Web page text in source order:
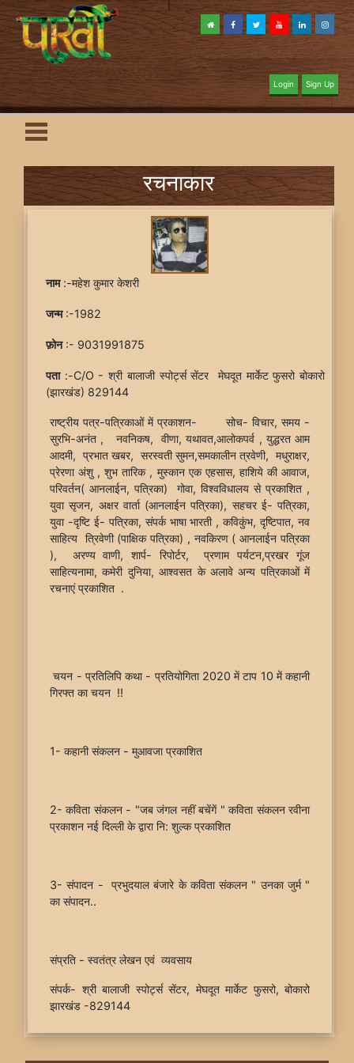
Login Sign Up
रचनाकार
नाम:-महेश कुमार केशरी
जन्म:-1982
फ़ोन:- 9031991875
पता:-C/O - श्री बालाजी स्पोर्ट्स सेंटर मेघदूत मार्केट फुसरो बोकारो
(झारखंड) 829144
राष्ट्रीय पत्र-पत्रिकाओं में प्रकाशन- सोच- विचार, समय -
सुरभि-अनंत , नवनिकष, वीणा, यथावत,आलोकपर्व , युद्धरत आम
आदमी, प्रभात खबर, सरस्वती सुमन,समकालीन त्रवेणी, मधुराक्षर,
प्रेरणा अंशु , शुभ तारिक , मुस्कान एक एहसास, हाशिये की आवाज,
परिवर्तन( आनलाईन, पत्रिका) गोवा, विश्वविधालय से प्रकाशित ,
युवा सृजन, अक्षर वार्ता (आनलाईन पत्रिका), सहचर ई- पत्रिका,
युवा -दृष्टि ई- पत्रिका, संपर्क भाषा भारती , कविकुंभ, दृष्टिपात, नव
साहित्य त्रिवेणी (पाक्षिक पत्रिका) , नवकिरण ( आनलाईन पत्रिका
), अरण्य वाणी, शार्प- रिपोर्टर, प्रणाम पर्यटन,प्रखर गूंज
साहित्यनामा, कमेरी दुनिया, आश्वसत के अलावे अन्य पत्रिकाओं में
रचनाएं प्रकाशित .
चयन - प्रतिलिपि कथा - प्रतियोगिता 2020 में टाप 10 में कहानी
गिरफ्त का चयन !!
1- कहानी संकलन - मुआवजा प्रकाशित
2- कविता संकलन - "जब जंगल नहीं बचेंगें " कविता संकलन रवीना
प्रकाशन नई दिल्ली के द्वारा नि: शुल्क प्रकाशित
3- संपादन - प्रभुदयाल बंजारे के कविता संकलन " उनका जुर्म "
का संपादन..
संप्रति - स्वतंत्र लेखन एवं व्यवसाय
संपर्क- श्री बालाजी स्पोर्ट्स सेंटर, मेघदूत मार्केट फुसरो, बोकारो
झारखंड -829144